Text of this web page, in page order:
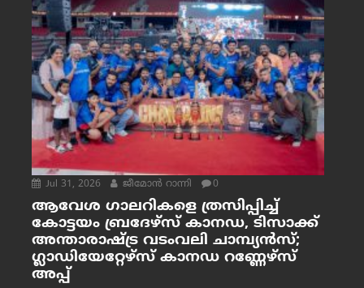
Jul 31, 2026 ജീമോന്‍ റാന്നി 0
ആവേശ ഗാലറികളെ ത്രസിപ്പിച്ച്
കോട്ടയം ബ്രദേഴ്‌സ് കാനഡ, ടിസാക്ക്
അന്താരാഷ്ട്ര വടംവലി ചാമ്പ്യന്‍സ്;
ഗ്ലാഡിയേറ്റേഴ്‌സ് കാനഡ റണ്ണേഴ്‌സ്
അപ്പ്